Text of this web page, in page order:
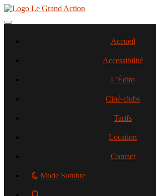
Aller
contenu
Toggle navigation
Accueil
Accessibilité
L’Édito
Ciné-clubs
Tarifs
Location
Contact
Mode Sombre